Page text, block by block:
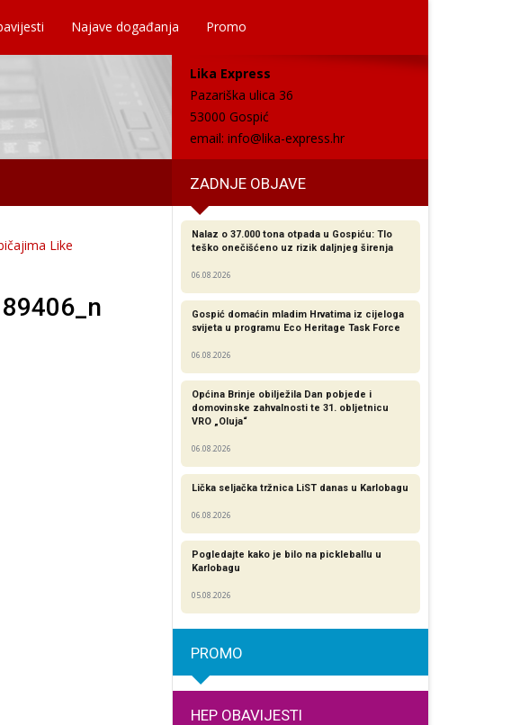
Najave događanja Promo
Lika Express
Pazariška ulica 36
53000 Gospić
email: info@lika-express.hr
ZADNJE OBJAVE
Like
Nalaz o 37.000 tona otpada u Gospiću: Tlo
teško onečišćeno uz rizik daljnjeg širenja
06.08.2026
Gospić domaćin mladim Hrvatima iz cijeloga
svijeta u programu Eco Heritage Task Force
06.08.2026
Općina Brinje obilježila Dan pobjede i
domovinske zahvalnosti te 31. obljetnicu
VRO „Oluja“
06.08.2026
Lička seljačka tržnica LiST danas u Karlobagu
06.08.2026
Pogledajte kako je bilo na pickleballu u
Karlobagu
05.08.2026
PROMO
HEP OBAVIJESTI